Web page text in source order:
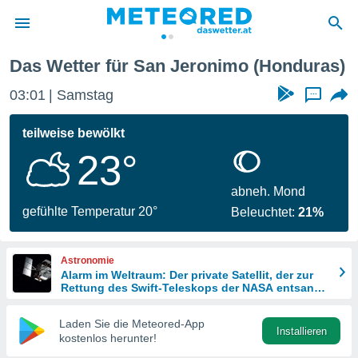
wurde
dass
sind.
diese
Das Wetter für San Jeronimo (Honduras)
03:01 Samstag ...
teilweise bewölkt
23°
gefühlte Temperatur 20°
abneh. Mond
Beleuchtet:21%
Astronomie
Alarm im Weltraum: Der private Satellit, der zur
Rettung des Swift-Teleskops der NASA entsandt
Laden Sie die Meteored-App
kostenlos herunter!
Installieren